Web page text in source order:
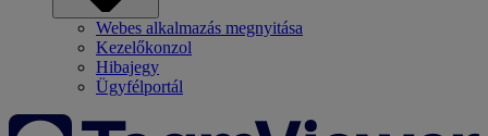
Webes alkalmazás megnyitása
Kezelőkonzol
Hibajegy
Ügyfélportál